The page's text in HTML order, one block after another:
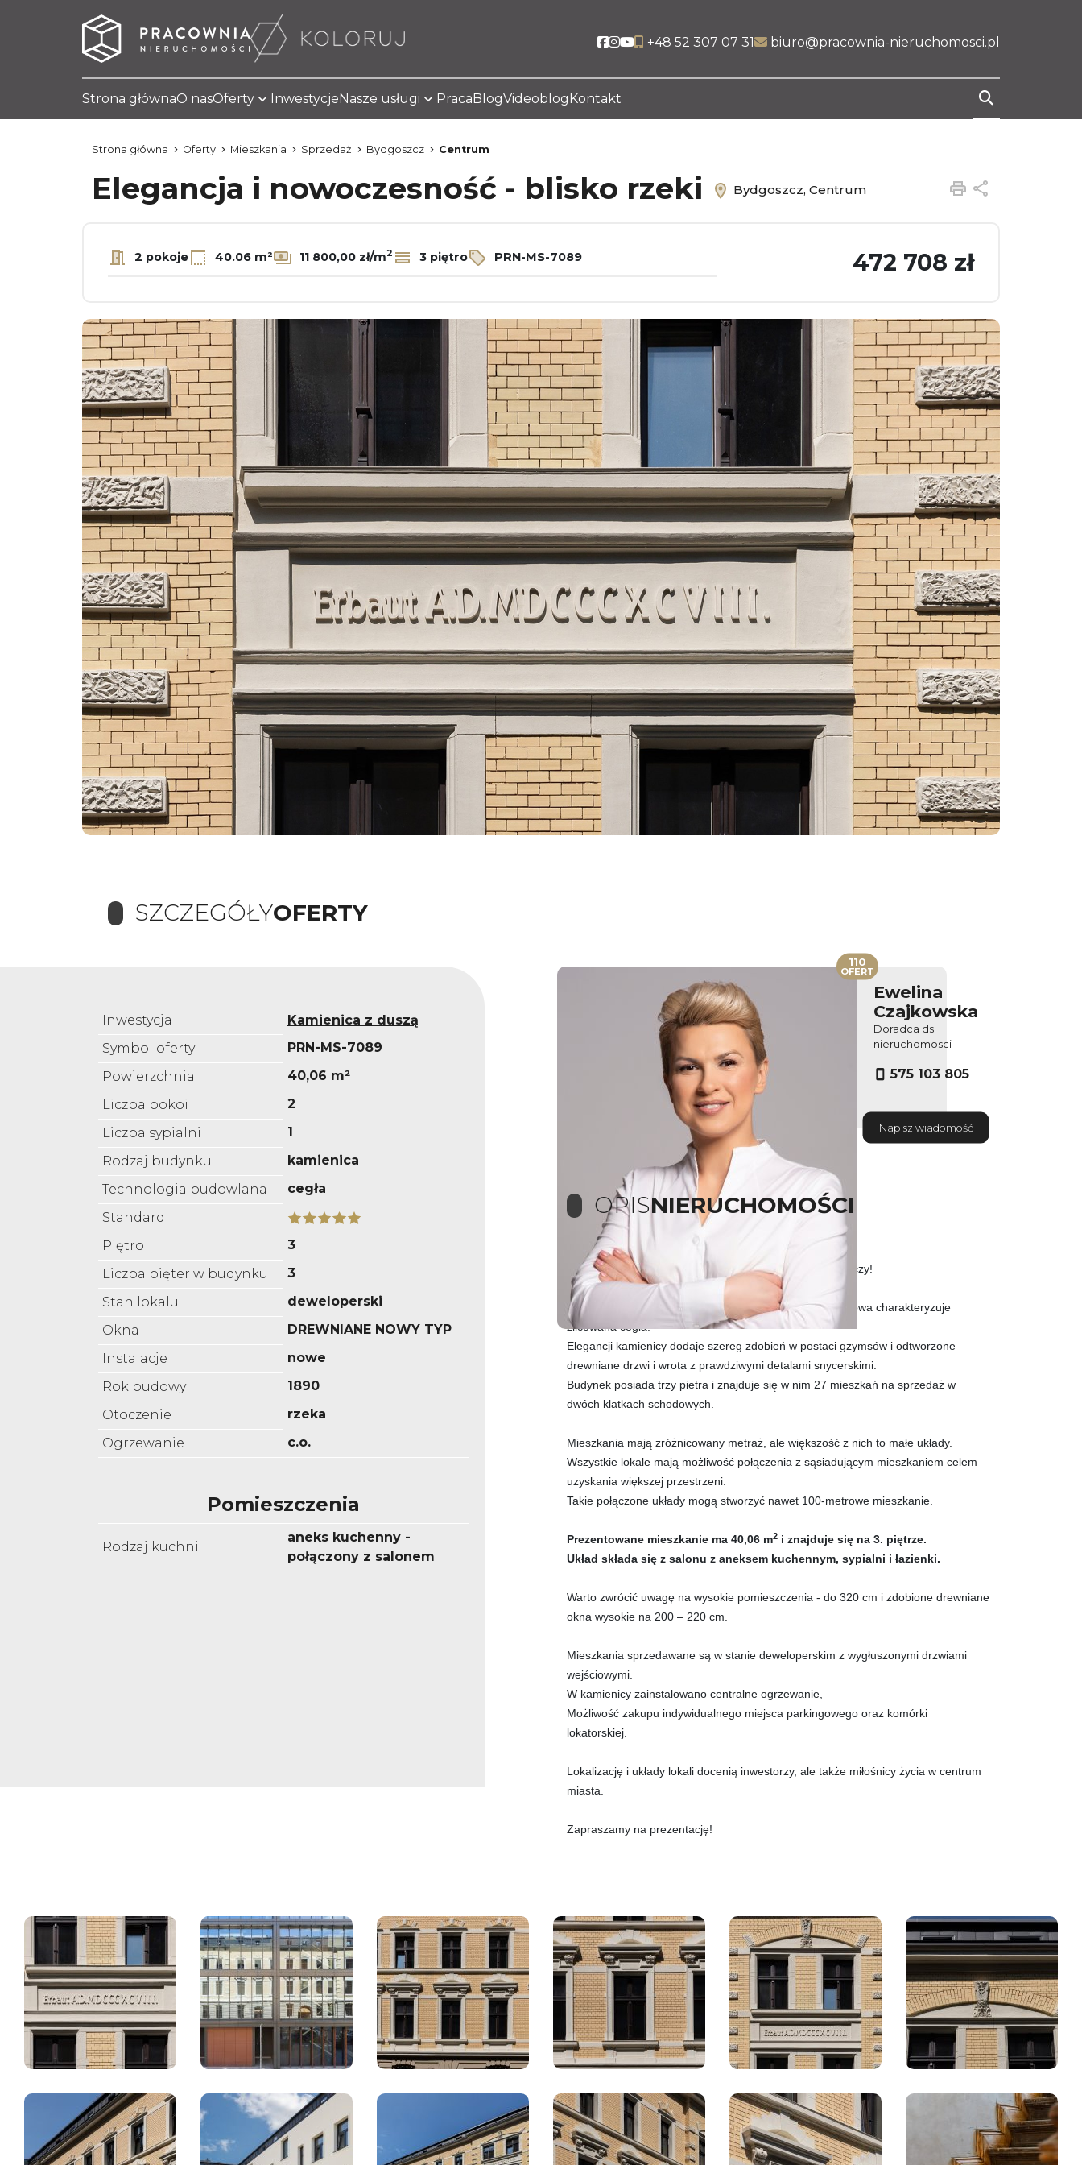
Social link
Social link
Social link
+48 52 307 07 31 biuro@pracownia-nieruchomosci.pl
Strona głównaO nasOferty InwestycjeNasze usługi PracaBlogVideoblogKontakt
Strona główna Oferty Mieszkania Sprzedaż Bydgoszcz Centrum
Elegancja i nowoczesność - blisko rzeki Bydgoszcz, Centrum Drukuj
2 pokoje 40.06 m² 11 800,00 zł/m2 3 piętro PRN-MS-7089 472 708 zł
SZCZEGÓŁYOFERTY
Inwestycja
Kamienica z duszą
Symbol oferty
PRN-MS-7089
Powierzchnia
40,06 m²
Liczba pokoi
2
Liczba sypialni
1
Rodzaj budynku
kamienica
Technologia budowlana
cegła
Standard
Piętro
3
Liczba pięter w budynku
3
Stan lokalu
deweloperski
Okna
DREWNIANE NOWY TYP
Instalacje
nowe
Rok budowy
1890
Otoczenie
rzeka
Ogrzewanie
c.o.
Pomieszczenia
Rodzaj kuchni
aneks kuchenny -
połączony z salonem
Ewelina
Czajkowska
Doradca ds.
nieruchomosci
575 103 805
Napisz wiadomość
110
OFERT
OPISNIERUCHOMOŚCI
Mieszkania w kamienicy w topowej lokalizacji w Bydgoszczy!
Kamienica powstała około 1890 roku a jej elewacja frontowa charakteryzuje
zlicowana cegła.
Elegancji kamienicy dodaje szereg zdobień w postaci gzymsów i odtworzone
drewniane drzwi i wrota z prawdziwymi detalami snycerskimi.
Budynek posiada trzy pietra i znajduje się w nim 27 mieszkań na sprzedaż w
dwóch klatkach schodowych.
Mieszkania mają zróżnicowany metraż, ale większość z nich to małe układy.
Wszystkie lokale mają możliwość połączenia z sąsiadującym mieszkaniem celem
uzyskania większej przestrzeni.
Takie połączone układy mogą stworzyć nawet 100-metrowe mieszkanie.
Prezentowane mieszkanie ma 40,06 m2 i znajduje się na 3. piętrze.
Układ składa się z salonu z aneksem kuchennym, sypialni i łazienki.
Warto zwrócić uwagę na wysokie pomieszczenia - do 320 cm i zdobione drewniane
okna wysokie na 200 – 220 cm.
Mieszkania sprzedawane są w stanie deweloperskim z wygłuszonymi drzwiami
wejściowymi.
W kamienicy zainstalowano centralne ogrzewanie,
Możliwość zakupu indywidualnego miejsca parkingowego oraz komórki
lokatorskiej.
Lokalizację i układy lokali docenią inwestorzy, ale także miłośnicy życia w centrum
miasta.
Zapraszamy na prezentację!